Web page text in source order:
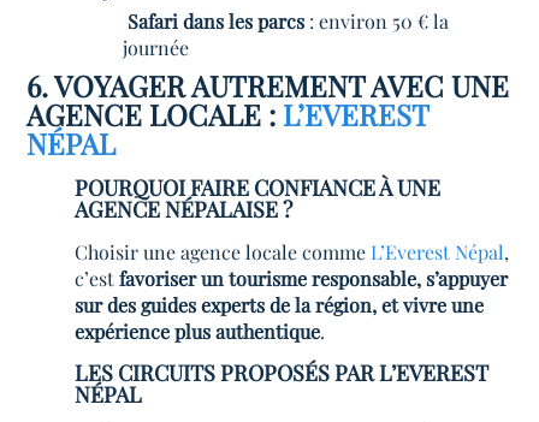
Safari dans les parcs: environ 50 € la
journée
6. VOYAGER AUTREMENT AVEC UNE
AGENCE LOCALE : L’EVEREST
NÉPAL
POURQUOI FAIRE CONFIANCE À UNE
AGENCE NÉPALAISE ?
Choisir une agence locale comme L’Everest Népal,
c’estfavoriser un tourisme responsable, s’appuyer
sur des guides experts de la région, et vivre une
expérience plus authentique.
LES CIRCUITS PROPOSÉS PAR L’EVEREST
NÉPAL